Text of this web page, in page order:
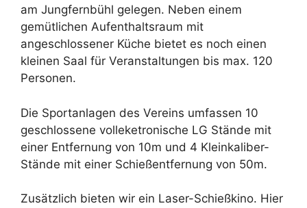
am Jungfernbühl gelegen. Neben einem
gemütlichen Aufenthaltsraum mit
angeschlossener Küche bietet es noch einen
kleinen Saal für Veranstaltungen bis max. 120
Personen.
Die Sportanlagen des Vereins umfassen 10
geschlossene volleketronische LG Stände mit
einer Entfernung von 10m und 4 Kleinkaliber-
Stände mit einer Schießentfernung von 50m.
Zusätzlich bieten wir ein Laser-Schießkino. Hier